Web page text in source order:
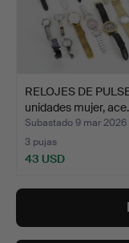
RELOJES DE
unidades mujer,
Subastado 9 mar 2026
3 pujas
43 USD